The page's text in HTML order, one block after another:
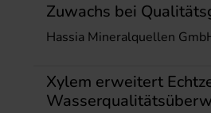
Zuwachs bei
Hassia Mineralquellen
Xylem erweitert